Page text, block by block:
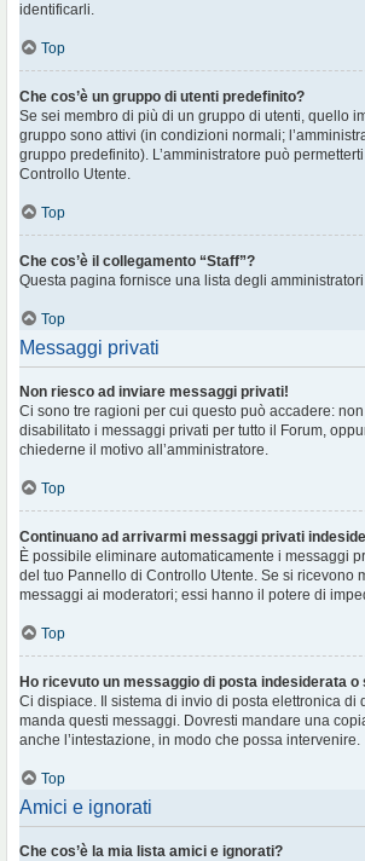
identificarli.
Top
Che cos’è un gruppo di utenti predefinito?
Se sei membro di più di un gruppo di utenti, quello
gruppo sono attivi (in condizioni normali;
gruppo predefinito). L’amministratore può
Controllo Utente.
Top
Che cos’è il collegamento “Staff”?
Questa pagina fornisce una lista degli
Top
Messaggi privati
Non riesco ad inviare messaggi privati!
Ci sono tre ragioni per cui questo può accadere:
disabilitato i messaggi privati per tutto il Forum,
chiederne il motivo all’amministratore.
Top
Continuano ad arrivarmi messaggi privati
È possibile eliminare automaticamente i messaggi
del tuo Pannello di Controllo Utente. Se si ricevono
messaggi ai moderatori; essi hanno il potere di
Top
Ho ricevuto un messaggio di posta indesiderata
Ci dispiace. Il sistema di invio di posta elettronica
manda questi messaggi. Dovresti mandare una
anche l’intestazione, in modo che possa intervenire.
Top
Amici e ignorati
Che cos’è la mia lista amici e ignorati?